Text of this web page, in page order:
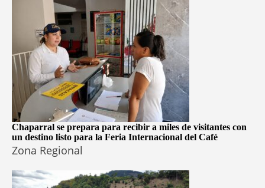
Chaparral se prepara para recibir a miles de visitantes con
un destino listo para la Feria Internacional del Café
Zona Regional